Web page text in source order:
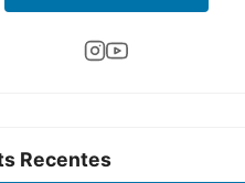
Recentes